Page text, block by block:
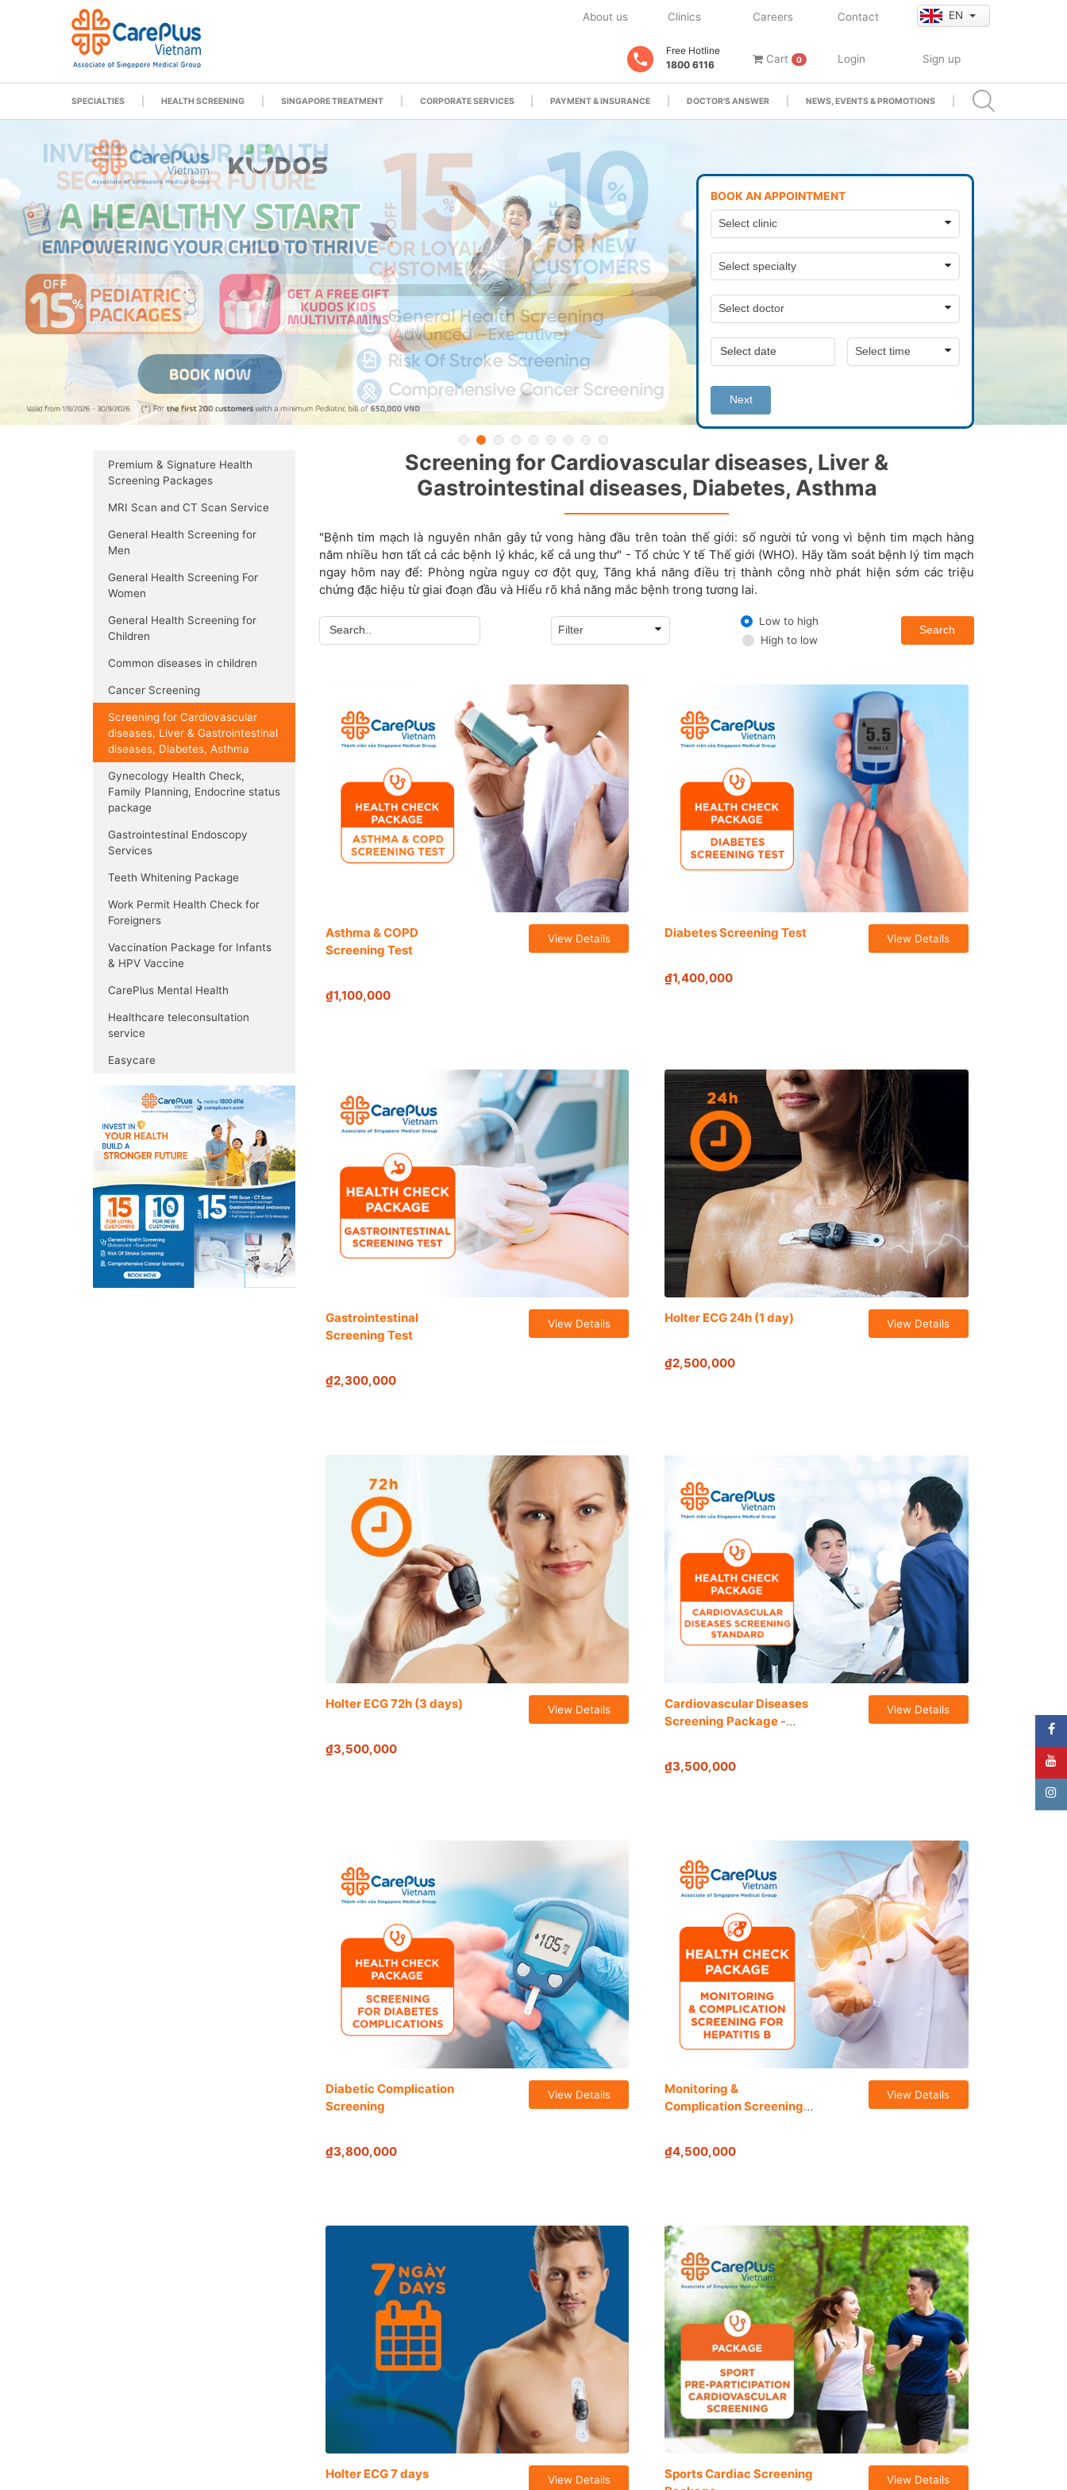
About us Clinics Careers Contact EN
Free Hotline
1800 6116
Cart 0 Login Sign up
SPECIALTIES HEALTH SCREENING SINGAPORE TREATMENT CORPORATE SERVICES PAYMENT & INSURANCE DOCTOR'S ANSWER NEWS, EVENTS & PROMOTIONS
BOOK AN APPOINTMENT
Next
Screening for Cardiovascular diseases, Liver &
Gastrointestinal diseases, Diabetes, Asthma
"Bệnh tim mạch là nguyên nhân gây tử vong hàng đầu trên toàn thế giới: số người tử vong vì bệnh tim mạch hàng
năm nhiều hơn tất cả các bệnh lý khác, kể cả ung thư" - Tổ chức Y tế Thế giới (WHO). Hãy tầm soát bệnh lý tim mạch
ngay hôm nay để: Phòng ngừa nguy cơ đột quỵ, Tăng khả năng điều trị thành công nhờ phát hiện sớm các triệu
chứng đặc hiệu từ giai đoạn đầu và Hiểu rõ khả năng mắc bệnh trong tương lai.
Low to high
High to low
Search
Asthma & COPD
Screening Test
₫1,100,000
View Details Diabetes Screening Test
₫1,400,000
View Details
Gastrointestinal
Screening Test
₫2,300,000
View Details Holter ECG 24h (1 day)
₫2,500,000
View Details
Holter ECG 72h (3 days)
₫3,500,000
View Details
Cardiovascular Diseases
Screening Package -
₫3,500,000
View Details
Diabetic Complication
Screening
₫3,800,000
View Details
Monitoring &
Complication Screening
₫4,500,000
View Details
Holter ECG 7 days View Details
Sports Cardiac Screening
View Details
Premium & Signature Health
Screening Packages
MRI Scan and CT Scan Service
General Health Screening for
Men
General Health Screening For
Women
General Health Screening for
Children
Common diseases in children
Cancer Screening
Screening for Cardiovascular
diseases, Liver & Gastrointestinal
diseases, Diabetes, Asthma
Gynecology Health Check,
Family Planning, Endocrine status
package
Gastrointestinal Endoscopy
Services
Teeth Whitening Package
Work Permit Health Check for
Foreigners
Vaccination Package for Infants
& HPV Vaccine
CarePlus Mental Health
Healthcare teleconsultation
service
Easycare